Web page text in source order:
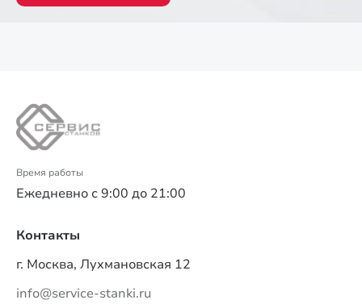
Время работы
Ежедневно с 9:00 до 21:00
Контакты
г. Москва, Лухмановская 12
info@service-stanki.ru